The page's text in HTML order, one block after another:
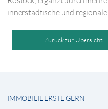
innerstädtische und
Zurück zur Übersicht
IMMOBILIE ERSTEIGERN